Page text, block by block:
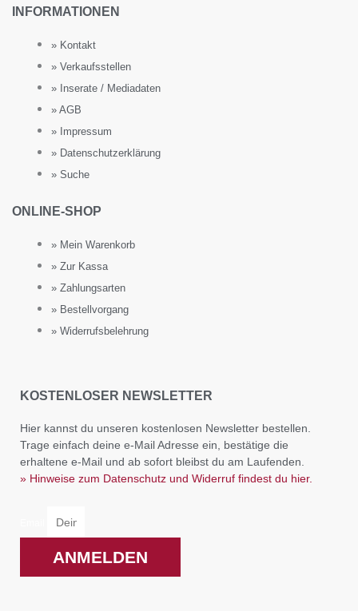
INFORMATIONEN
» Kontakt
» Verkaufsstellen
» Inserate / Mediadaten
» AGB
» Impressum
» Datenschutzerklärung
» Suche
ONLINE-SHOP
» Mein Warenkorb
» Zur Kassa
» Zahlungsarten
» Bestellvorgang
» Widerrufsbelehrung
KOSTENLOSER NEWSLETTER
Hier kannst du unseren kostenlosen Newsletter bestellen.
Trage einfach deine e-Mail Adresse ein, bestätige die
erhaltene e-Mail und ab sofort bleibst du am Laufenden.
» Hinweise zum Datenschutz und Widerruf findest du hier.
ANMELDEN